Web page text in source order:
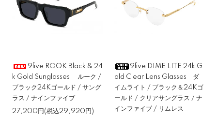
9five ROOK Black & 24
k Gold Sunglasses ルーク /
ブラック24Kゴールド / サング
ラス / ナインファイブ
27,200円(税込29,920円)
9five DIME LITE 24k G
old Clear Lens Glasses ダ
イムライト / ブラック＆24Kゴ
ールド / クリアサングラス / ナ
インファイブ / リムレス